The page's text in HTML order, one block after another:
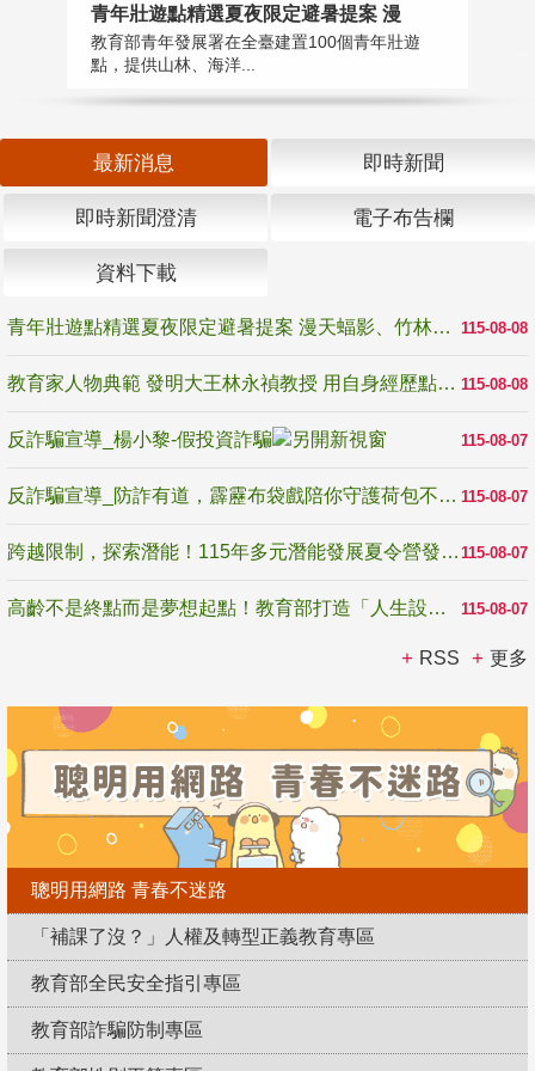
青年壯遊點精選夏夜限定避暑提案 漫
教育部青年發展署在全臺建置100個青年壯遊
點，提供山林、海洋...
最新消息 即時新聞
即時新聞澄清 電子布告欄
資料下載
115-08-08
青年壯遊點精選夏夜限定避暑提案 漫天蝠影、竹林尋蛙、茶香夜觀 邀青年暮色出發
115-08-08
教育家人物典範 發明大王林永禎教授 用自身經歷點亮學生的路
115-08-07
反詐騙宣導_楊小黎-假投資詐騙
115-08-07
反詐騙宣導_防詐有道，霹靂布袋戲陪你守護荷包不受騙
115-08-07
跨越限制，探索潛能！115年多元潛能發展夏令營發掘生命無限可能
115-08-07
高齡不是終點而是夢想起點！教育部打造「人生設計夢工場」 參展第3屆高齡健康產業博覽會
RSS 更多
聰明用網路 青春不迷路
「補課了沒？」人權及轉型正義教育專區
教育部全民安全指引專區
教育部詐騙防制專區